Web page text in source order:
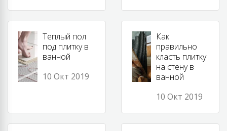
Теплый пол
под плитку в
ванной
10 Окт 2019
Как
правильно
класть плитку
на стену в
ванной
10 Окт 2019